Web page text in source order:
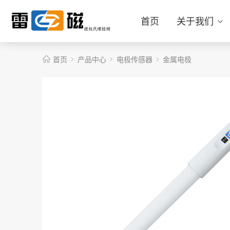
首页 关于我们
首页 产品中心 电极传感器 金属电极